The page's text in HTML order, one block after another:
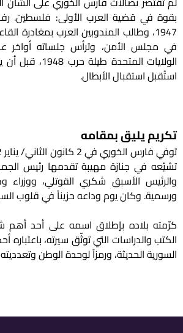
بقوة في قضية العرب الأولى: فلسطين.
1947، وطالب المندوبين العرب بمغادرة
الولايات
استُقبل استقبال الأبطال.
تكريم يليق بمقامه
تشيّعه في جنازة مهيبة تقدمها رئيس
والرئيس الأسبق شكري القوتلي،
ورسمية. وكان يوم وداعه حزيناً في قلوب
كرّمته بلاده بإطلاق اسمه على أحد أهم
الكتب والدراسات التي توثّق سيرته،
السورية الحديثة، ورمزاً لوحدة الوطن